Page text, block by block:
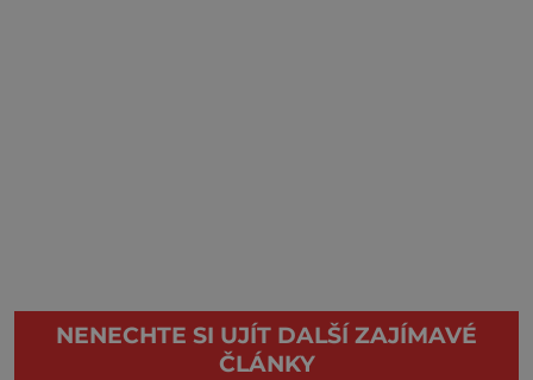
NENECHTE SI UJÍT DALŠÍ ZAJÍMAVÉ
ČLÁNKY